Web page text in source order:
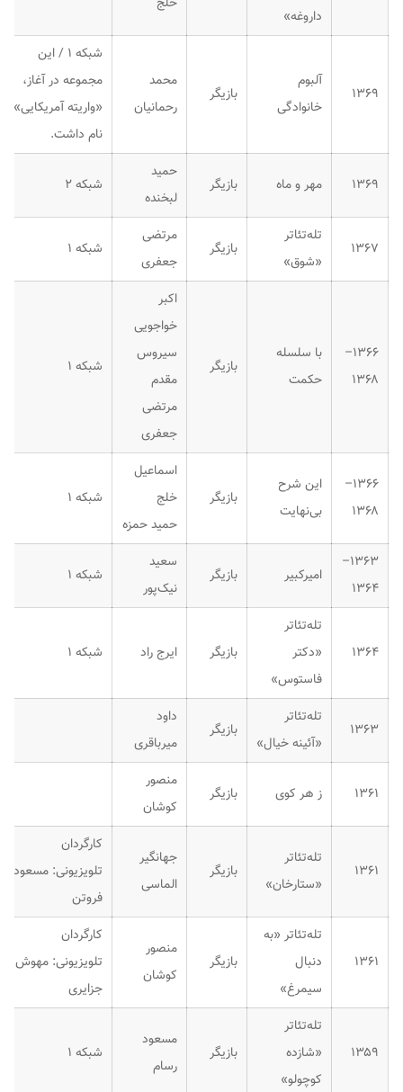
داروغه»
۱۳۶۹
آلبوم
خانوادگی
بازیگر
محمد
رحمانیان
شبکه ۱ / این
مجموعه در آغاز،
«واریته آمریکایی»
نام داشت.
۱۳۶۹ مهر و ماه بازیگر
حمید
لبخنده
شبکه ۲
۱۳۶۷
تله‌تئاتر
«شوق»
بازیگر
مرتضی
جعفری
شبکه ۱
۱۳۶۶–
۱۳۶۸
با سلسله
حکمت
بازیگر
اکبر
خواجویی
سیروس
مقدم
مرتضی
جعفری
شبکه ۱
۱۳۶۶–
۱۳۶۸
این شرح
بی‌نهایت
بازیگر
اسماعیل
خلج
حمید حمزه
شبکه ۱
۱۳۶۳–
۱۳۶۴
امیرکبیر بازیگر
سعید
نیک‌پور
شبکه ۱
۱۳۶۴
تله‌تئاتر
«دکتر
فاستوس»
بازیگر ایرج راد شبکه ۱
۱۳۶۳
تله‌تئاتر
«آئینه خیال»
بازیگر
داود
میرباقری
۱۳۶۱ ز هر کوی بازیگر
منصور
کوشان
۱۳۶۱
تله‌تئاتر
«ستارخان»
بازیگر
جهانگیر
الماسی
کارگردان
تلویزیونی: مسعود
فروتن
۱۳۶۱
تله‌تئاتر «به
دنبال
سیمرغ»
بازیگر
منصور
کوشان
کارگردان
تلویزیونی: مهوش
جزایری
۱۳۵۹
تله‌تئاتر
«شازده
کوچولو»
بازیگر
مسعود
رسام
شبکه ۱